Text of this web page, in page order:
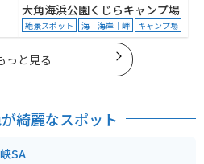
大角海浜公園くじらキャンプ場
絶景スポット 海｜海岸｜岬 キャンプ場
っと見る
綺麗なスポット
SA